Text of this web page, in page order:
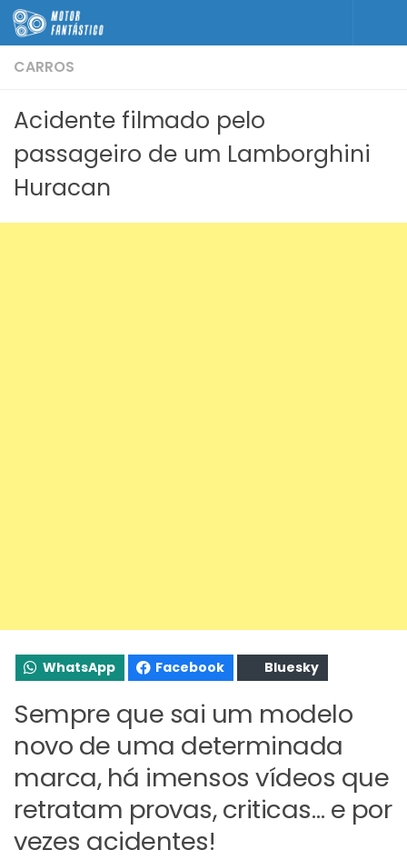
Skip to content
CARROS
Acidente filmado pelo
passageiro de um Lamborghini
Huracan
WhatsApp Facebook Bluesky
Sempre que sai um modelo
novo de uma determinada
marca, há imensos vídeos que
retratam provas, criticas… e por
vezes acidentes!